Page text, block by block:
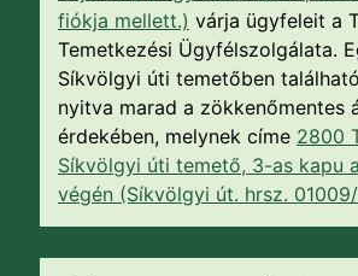
fiókja mellett.) várja ügyfeleit a
Temetkezési Ügyfélszolgálata.
Síkvölgyi úti temetőben található
nyitva marad a zökkenőmentes
érdekében, melynek címe 2800
Síkvölgyi úti temető, 3-as kapu
végén (Síkvölgyi út. hrsz.